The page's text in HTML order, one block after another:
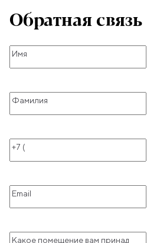
Обратная связь
Имя
Фамилия
Телефон
Email
Какое помещение вам принадлежит